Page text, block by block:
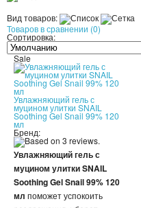
Вид товаров:
Товаров в сравнении (0)
Сортировка:
Sale
Увлажняющий гель с
муцином улитки SNAIL
Soothing Gel Snail 99% 120
мл
Бренд:
Увлажняющий гель с
муцином улитки SNAIL
Soothing Gel Snail 99% 120
мл поможет успокоить